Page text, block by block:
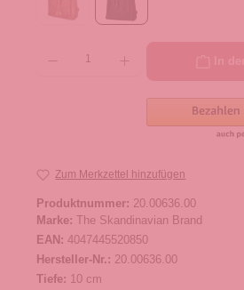
Zum Merkzettel hinzufügen
Produktnummer: 20.00636.00
Marke: The Skandinavian Brand
EAN: 4047445520850
Hersteller-Nr.: 20.00636.00
Tiefe: 10 cm